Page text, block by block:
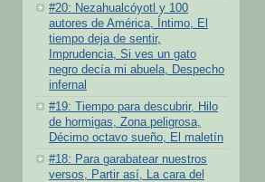
#20: Nezahualcóyotl y 100
autores de América, Íntimo, El
tiempo deja de sentir,
Imprudencia, Si ves un gato
negro decía mi abuela, Despecho
infernal
#19: Tiempo para descubrir, Hilo
de hormigas, Zona peligrosa,
Décimo octavo sueño, El maletín
#18: Para garabatear nuestros
versos, Partir así, La cara del